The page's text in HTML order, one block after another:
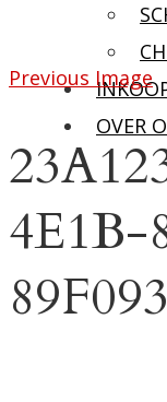
OVER
Previous Image
4E1B-